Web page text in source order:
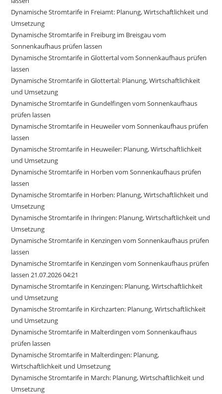
Dynamische Stromtarife in Freiamt: Planung, Wirtschaftlichkeit und
Umsetzung
Dynamische Stromtarife in Freiburg im Breisgau vom
Sonnenkaufhaus prüfen lassen
Dynamische Stromtarife in Glottertal vom Sonnenkaufhaus prüfen
lassen
Dynamische Stromtarife in Glottertal: Planung, Wirtschaftlichkeit
und Umsetzung
Dynamische Stromtarife in Gundelfingen vom Sonnenkaufhaus
prüfen lassen
Dynamische Stromtarife in Heuweiler vom Sonnenkaufhaus prüfen
lassen
Dynamische Stromtarife in Heuweiler: Planung, Wirtschaftlichkeit
und Umsetzung
Dynamische Stromtarife in Horben vom Sonnenkaufhaus prüfen
lassen
Dynamische Stromtarife in Horben: Planung, Wirtschaftlichkeit und
Umsetzung
Dynamische Stromtarife in Ihringen: Planung, Wirtschaftlichkeit und
Umsetzung
Dynamische Stromtarife in Kenzingen vom Sonnenkaufhaus prüfen
lassen
Dynamische Stromtarife in Kenzingen vom Sonnenkaufhaus prüfen
lassen 21.07.2026 04:21
Dynamische Stromtarife in Kenzingen: Planung, Wirtschaftlichkeit
und Umsetzung
Dynamische Stromtarife in Kirchzarten: Planung, Wirtschaftlichkeit
und Umsetzung
Dynamische Stromtarife in Malterdingen vom Sonnenkaufhaus
prüfen lassen
Dynamische Stromtarife in Malterdingen: Planung,
Wirtschaftlichkeit und Umsetzung
Dynamische Stromtarife in March: Planung, Wirtschaftlichkeit und
Umsetzung